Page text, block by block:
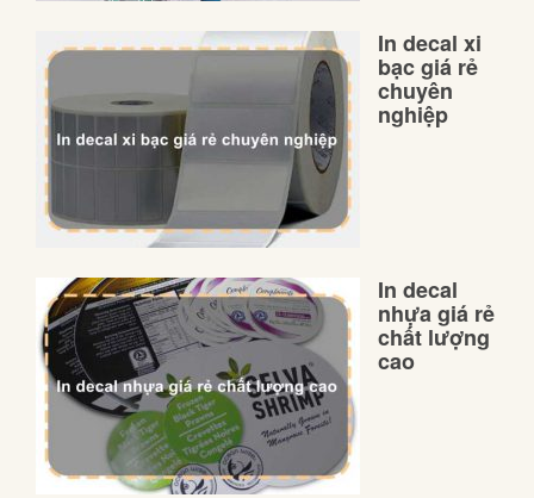
In decal xi
bạc giá rẻ
chuyên
nghiệp
In decal
nhựa giá rẻ
chất lượng
cao